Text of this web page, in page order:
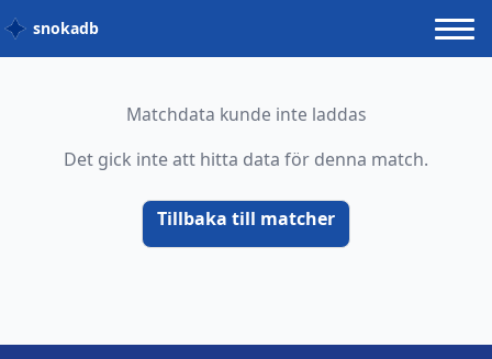
snokadb
Matchdata kunde inte laddas
Det gick inte att hitta data för denna match.
Tillbaka till matcher